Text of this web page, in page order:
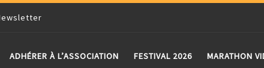
ADHÉRER À L’ASSOCIATION FESTIVAL 2026 MARATHON